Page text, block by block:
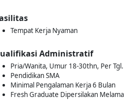
Tempat Kerja Nyaman
Administratif
Pria/Wanita, Umur 18-30thn, Per
Pendidikan SMA
Minimal Pengalaman Kerja 6 Bulan
Fresh Graduate Dipersilakan